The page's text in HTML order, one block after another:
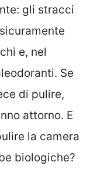
gli stracci
e, nel
Se
di pulire,
attorno. E
la camera
biologiche?